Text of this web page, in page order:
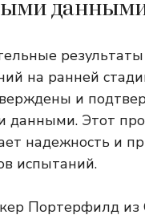
результаты
на ранней
и
данными. Этот
надежность и
испытаний.
Портерфилд из